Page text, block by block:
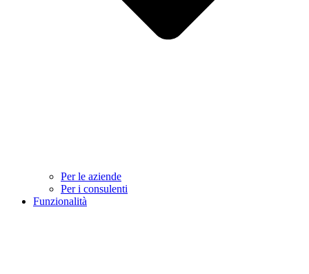
Per le aziende
Per i consulenti
Funzionalità